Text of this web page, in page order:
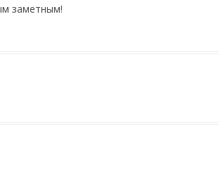
заметным!